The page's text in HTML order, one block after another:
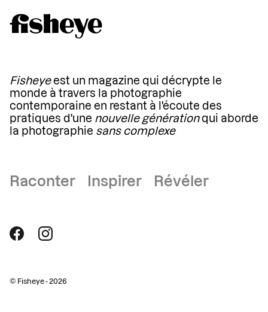
Fisheyeest un magazine qui décrypte le
monde à travers la photographie
contemporaine en restant à l'écoute des
pratiques d'une nouvelle générationqui aborde
la photographie sans complexe
Raconter Inspirer Révéler
© Fisheye - 2026